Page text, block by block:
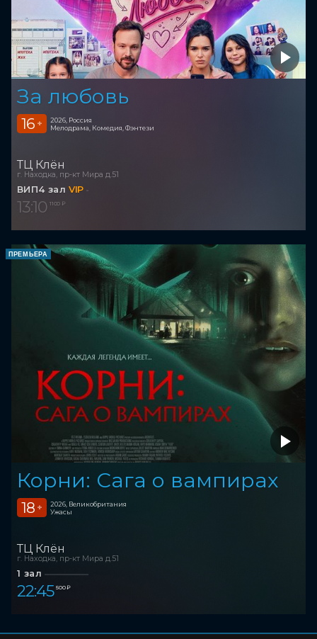
За любовь
16 +
2026, Россия
Мелодрама, Комедия, Фэнтези
ТЦ Клён
г. Находка, пр-кт Мира д.51
ВИП4 зал VIP
13:10 1 100 ₽
ПРЕМЬЕРА
Корни: Сага о вампирах
18 +
2026, Великобритания
Ужасы
ТЦ Клён
г. Находка, пр-кт Мира д.51
1 зал
22:45 500 ₽